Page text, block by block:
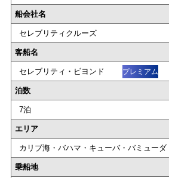
船会社名
セレブリティクルーズ
客船名
セレブリティ・ビヨンド プレミアム
泊数
7泊
エリア
カリブ海・バハマ・キューバ・バミューダ
乗船地